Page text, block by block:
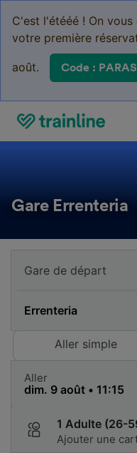
C'est l'étééé ! On
votre première
août. Code :
Gare Errenteria
Aller simple
Aller
1 Adulte (26-
Ajouter une